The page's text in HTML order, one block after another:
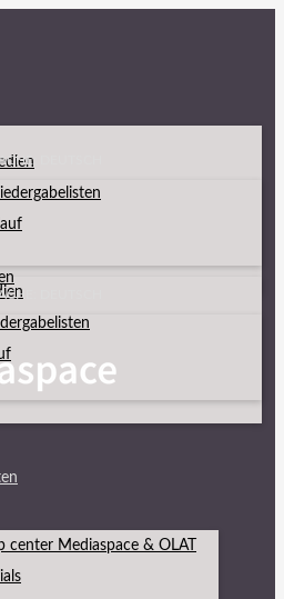
DEUTSCH
DEUTSCH
center Mediaspace & OLAT